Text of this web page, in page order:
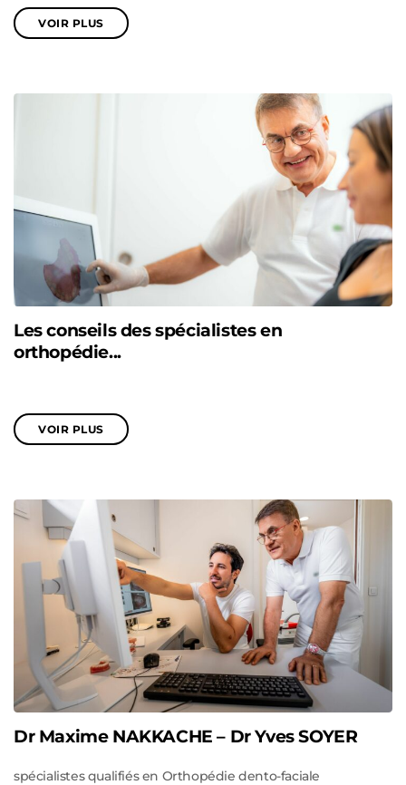
VOIR PLUS
Les conseils des spécialistes en
orthopédie...
VOIR PLUS
Dr Maxime NAKKACHE – Dr Yves SOYER
spécialistes qualifiés en Orthopédie dento-faciale